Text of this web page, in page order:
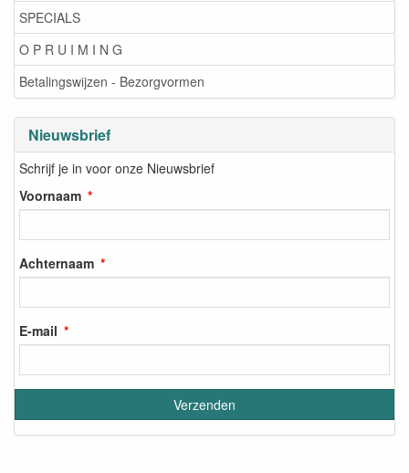
SPECIALS
O P R U I M I N G
Betalingswijzen - Bezorgvormen
Nieuwsbrief
Schrijf je in voor onze Nieuwsbrief
Voornaam
Achternaam
E-mail